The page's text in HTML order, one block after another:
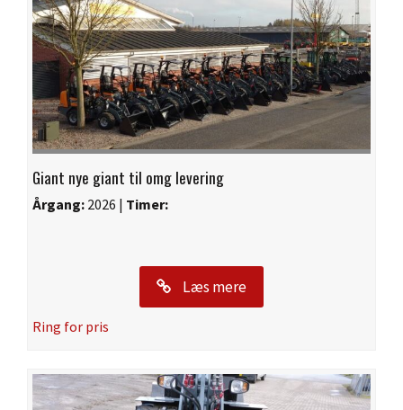
Giant nye giant til omg levering
Årgang: 2026 | Timer:
Læs mere
Ring for pris